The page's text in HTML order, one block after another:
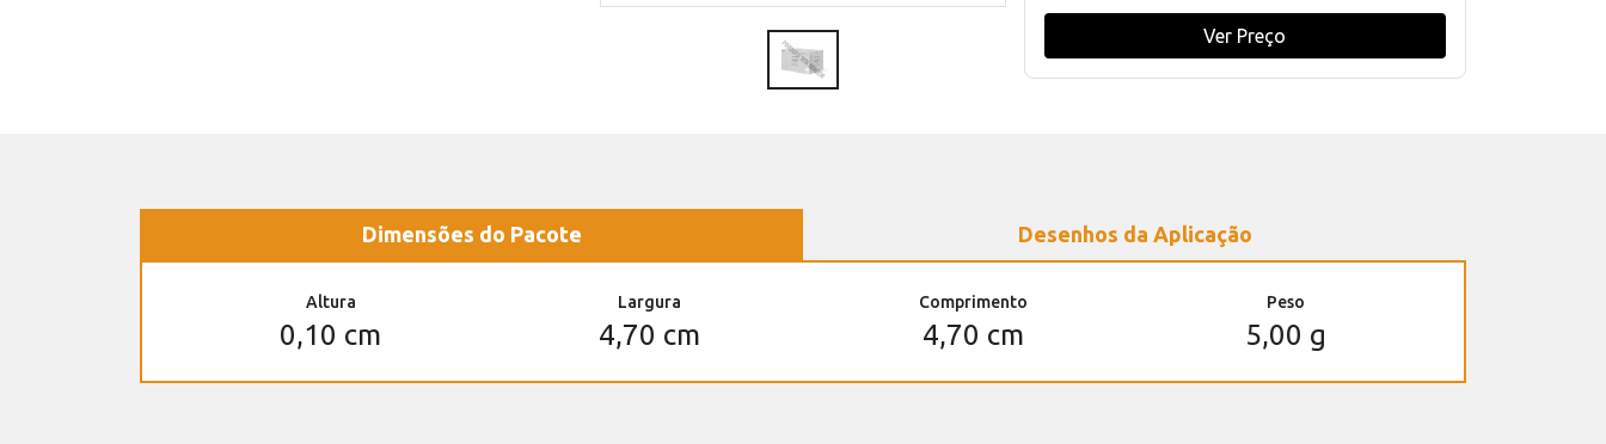
Ver Preço
Dimensões do Pacote Desenhos da Aplicação
Altura
0,10 cm
Largura
4,70 cm
Comprimento
4,70 cm
Peso
5,00 g